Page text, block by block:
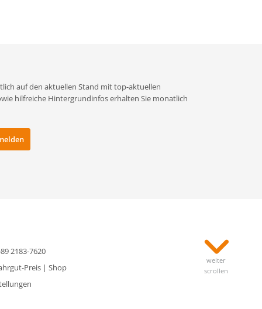
weiter
scrollen
auf den aktuellen Stand mit top-aktuellen
hilfreiche Hintergrundinfos erhalten Sie monatlich
2183-7620
Preis| Shop